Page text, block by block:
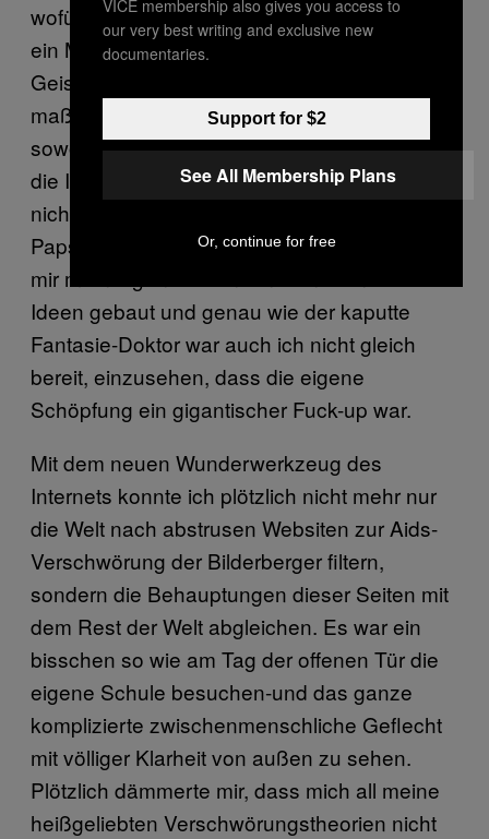
wofür wir sie hielten, sondern so etwas wie
ein Materie-Abdruck von höheren
Geistbesuchern und ja, ihre Invasion hatte
maßgeblich mit einer Unterwanderung
sowohl der USA als auch Russlands durch
die Illuminati zu tun (obwohl es beide Länder
nicht wirklich gab und eigentlich der damalige
Papst die Fäden in der Hand hatte). Ich hatte
mir mein eigenes Frankenstein-Monster aus
Ideen gebaut und genau wie der kaputte
Fantasie-Doktor war auch ich nicht gleich
bereit, einzusehen, dass die eigene
Schöpfung ein gigantischer Fuck-up war.
Mit dem neuen Wunderwerkzeug des
Internets konnte ich plötzlich nicht mehr nur
die Welt nach abstrusen Websiten zur Aids-
Verschwörung der Bilderberger filtern,
sondern die Behauptungen dieser Seiten mit
dem Rest der Welt abgleichen. Es war ein
bisschen so wie am Tag der offenen Tür die
eigene Schule besuchen-und das ganze
komplizierte zwischenmenschliche Geflecht
mit völliger Klarheit von außen zu sehen.
Plötzlich dämmerte mir, dass mich all meine
heißgeliebten Verschwörungstheorien nicht
VICE membership also gives you access to
our very best writing and exclusive new
documentaries.
Support for $2
See All Membership Plans
Or, continue for free